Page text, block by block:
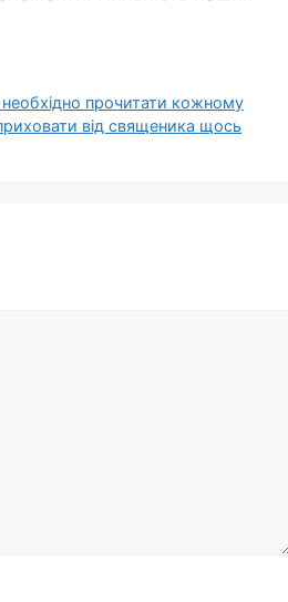
прочитати кожному
від священика щось